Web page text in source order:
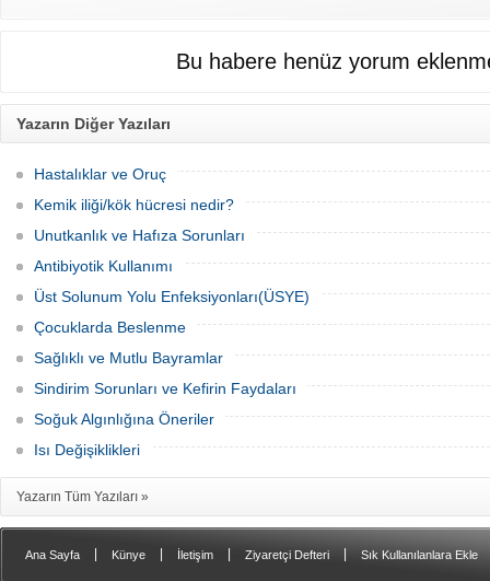
Bu habere henüz yorum
Yazarın Diğer Yazıları
Hastalıklar ve Oruç
Kemik iliği/kök hücresi nedir?
Unutkanlık ve Hafıza Sorunları
Antibiyotik Kullanımı
Üst Solunum Yolu Enfeksiyonları(ÜSYE)
Çocuklarda Beslenme
Sağlıklı ve Mutlu Bayramlar
Sindirim Sorunları ve Kefirin Faydaları
Soğuk Algınlığına Öneriler
Isı Değişiklikleri
Yazarın Tüm Yazıları »
Ana Sayfa Künye İletişim Ziyaretçi Defteri
Sık Kullanılanlara Ekle